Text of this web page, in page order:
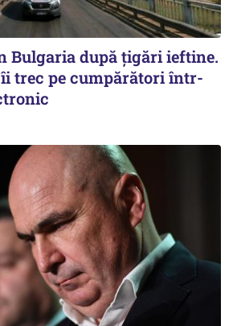
Bulgaria după țigări ieftine.
trec pe cumpărători într-